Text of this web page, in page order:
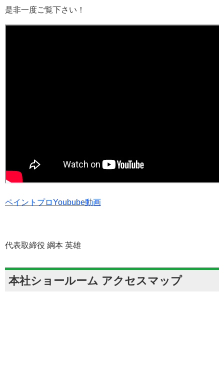
是非一度ご覧下さい！
ペイントプロYoubube動画
代表取締役 綱本 英雄
本社ショールーム アクセスマップ